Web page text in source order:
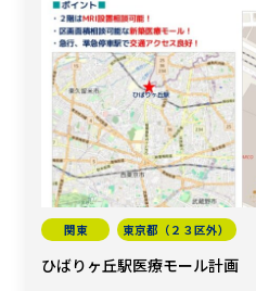
関東 東京都（２３区外）
ひばりヶ丘駅医療モール計画